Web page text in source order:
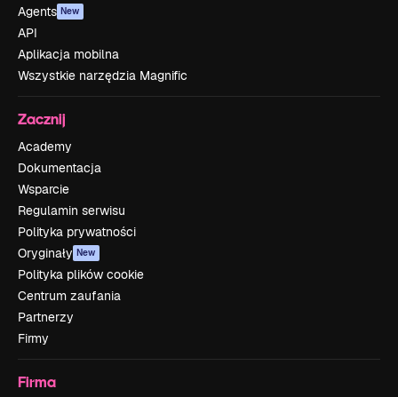
Agents New
API
Aplikacja mobilna
Wszystkie narzędzia Magnific
Zacznij
Academy
Dokumentacja
Wsparcie
Regulamin serwisu
Polityka prywatności
Oryginały New
Polityka plików cookie
Centrum zaufania
Partnerzy
Firmy
Firma